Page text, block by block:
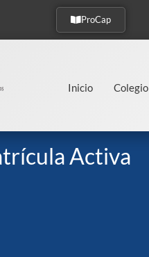
ProCap
Inicio Colegio
Activa